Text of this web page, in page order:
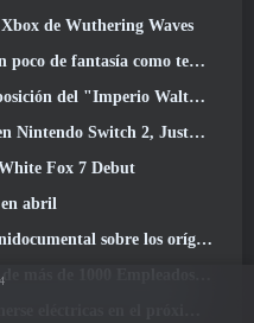
de Wuthering Waves
como temporada 10 Lanzamientos
en la próxima gran actualización de RAVEN2
tiempo para el lanzamiento de Shadowgrapher
Fox 7 Debut
abril
de la Federación para celebrar el 16º aniversario
Citando "Descenso en el compromiso de Fortnite"
evento Aftershock de Apex Legends